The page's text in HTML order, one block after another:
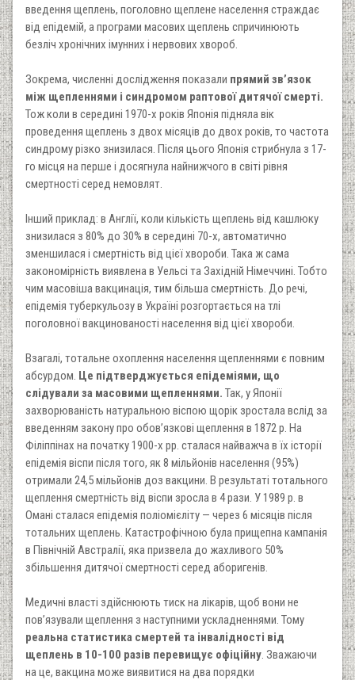
введення щеплень, поголовно щеплене населення страждає
від епідемій, а програми масових щеплень спричинюють
безліч хронічних імунних і нервових хвороб.
Зокрема, численні дослідження показали прямий зв’язок
між щепленнями і синдромом раптової дитячої смерті.
Тож коли в середині 1970-х років Японія підняла вік
проведення щеплень з двох місяців до двох років, то частота
синдрому різко знизилася. Після цього Японія стрибнула з 17-
го місця на перше і досягнула найнижчого в світі рівня
смертності серед немовлят.
Інший приклад: в Англії, коли кількість щеплень від кашлюку
знизилася з 80% до 30% в середині 70-х, автоматично
зменшилася і смертність від цієї хвороби. Така ж сама
закономірність виявлена в Уельсі та Західній Німеччині. Тобто
чим масовіша вакцинація, тим більша смертність. До речі,
епідемія туберкульозу в Україні розгортається на тлі
поголовної вакцинованості населення від цієї хвороби.
Взагалі, тотальне охоплення населення щепленнями є повним
абсурдом. Це підтверджується епідеміями, що
слідували за масовими щепленнями. Так, у Японії
захворюваність натуральною віспою щорік зростала вслід за
введенням закону про обов’язкові щеплення в 1872 р. На
Філіппінах на початку 1900-х рр. сталася найважча в їх історії
епідемія віспи після того, як 8 мільйонів населення (95%)
отримали 24,5 мільйонів доз вакцини. В результаті тотального
щеплення смертність від віспи зросла в 4 рази. У 1989 р. в
Омані сталася епідемія поліомієліту — через 6 місяців після
тотальних щеплень. Катастрофічною була прищепна кампанія
в Північній Австралії, яка призвела до жахливого 50%
збільшення дитячої смертності серед аборигенів.
Медичні власті здійснюють тиск на лікарів, щоб вони не
пов’язували щеплення з наступними ускладненнями. Тому
реальна статистика смертей та інвалідності від
щеплень в 10-100 разів перевищує офіційну. Зважаючи
на це, вакцина може виявитися на два порядки